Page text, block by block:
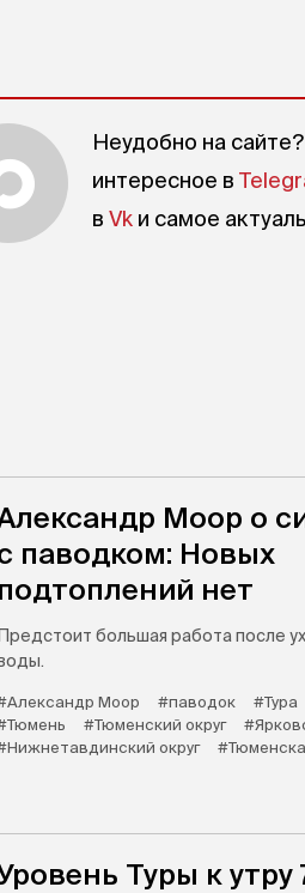
Неудобно на
интересное в
в Vk и самое
Моор о
паводком: Новых
подтоплений нет
Предстоит большая работа после
Моор #паводок #Тура
#Тюменский округ
округ
Туры к утру